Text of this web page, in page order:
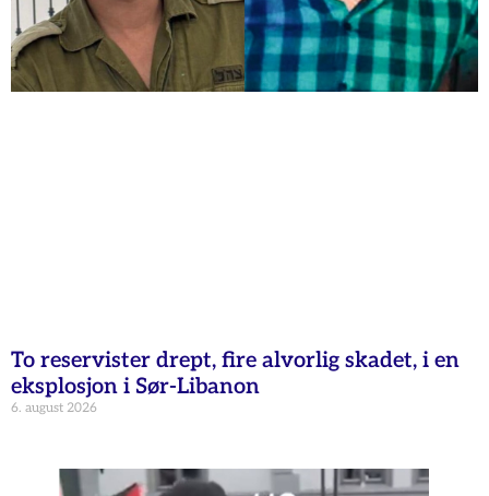
To reservister drept, fire alvorlig skadet, i en
eksplosjon i Sør-Libanon
6. august 2026